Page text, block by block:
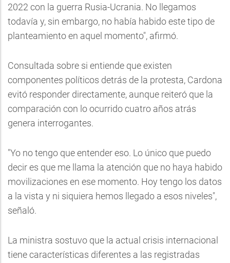
2022 con la guerra Rusia-Ucrania. No llegamos
todavía y, sin embargo, no había habido este tipo de
planteamiento en aquel momento", afirmó.
Consultada sobre si entiende que existen
componentes políticos detrás de la protesta, Cardona
evitó responder directamente, aunque reiteró que la
comparación con lo ocurrido cuatro años atrás
genera interrogantes.
"Yo no tengo que entender eso. Lo único que puedo
decir es que me llama la atención que no haya habido
movilizaciones en ese momento. Hoy tengo los datos
a la vista y ni siquiera hemos llegado a esos niveles",
señaló.
La ministra sostuvo que la actual crisis internacional
tiene características diferentes a las registradas